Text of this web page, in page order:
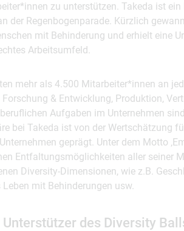
zu unterstützen. Takeda ist
der Regenbogenparade. Kürzlich
mit Behinderung und erhielt eine
Arbeitsumfeld.
mehr als 4.500 Mitarbeiter*innen an
& Entwicklung, Produktion,
Aufgaben im Unternehmen
bei Takeda ist von der Wertschätzung
geprägt. Unter dem Motto
Entfaltungsmöglichkeiten aller seiner
Diversity-Dimensionen, wie z.B.
Leben mit Behinderungen usw.
des Diversity